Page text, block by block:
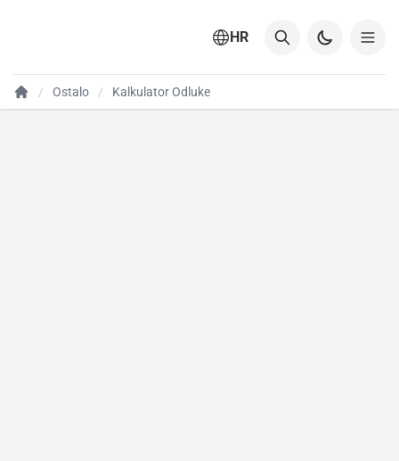
HR
Ostalo Kalkulator Odluke